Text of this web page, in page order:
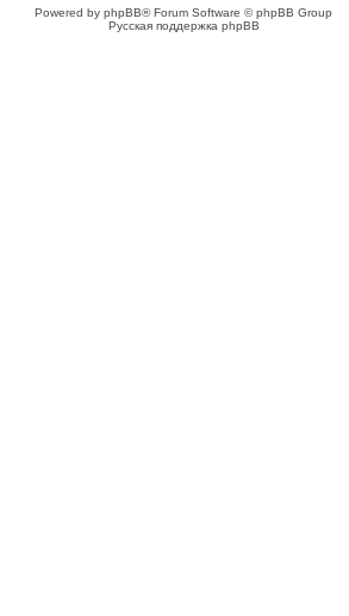
Powered by phpBB® Forum Software © phpBB Group
Русская поддержка phpBB